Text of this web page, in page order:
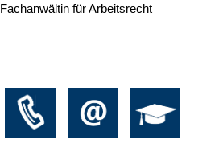
Fachanwältin für Arbeitsrecht